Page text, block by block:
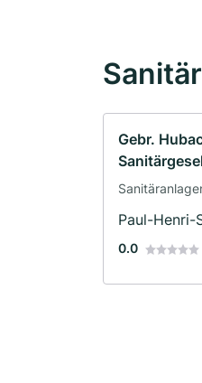
Gebr.
Heizungsbau
Paul-Henri-
0.0